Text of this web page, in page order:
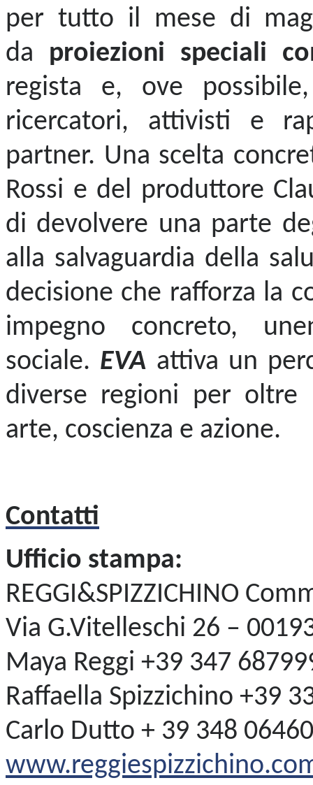
per tutto il mese di
da proiezioni speciali
regista e, ove
ricercatori, attivisti e
partner. Una scelta
Rossi e del produttore
di devolvere una parte
alla salvaguardia della
decisione che rafforza la
impegno concreto,
sociale. EVA attiva un
diverse regioni per
arte, coscienza e azione.
Contatti
Ufficio stampa:
REGGI&SPIZZICHINO
Via G.Vitelleschi 26 –
Maya Reggi +39 347
Raffaella Spizzichino +39
Carlo Dutto + 39 348